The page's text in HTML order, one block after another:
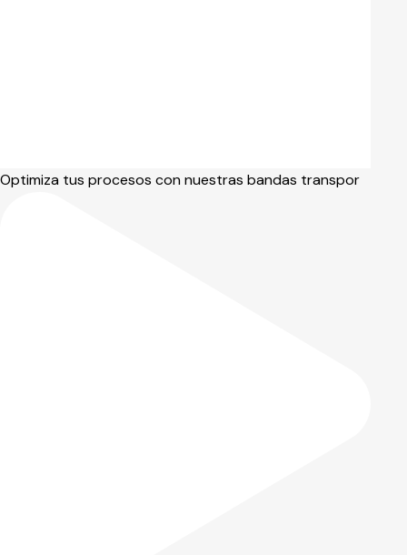
Optimiza tus procesos con nuestras bandas transpor